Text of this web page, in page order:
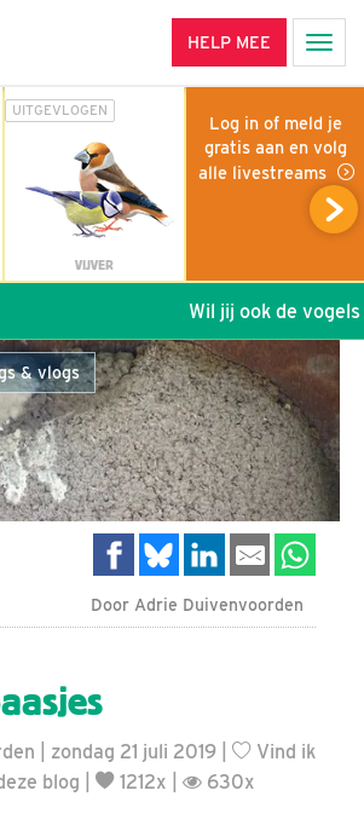
HELP MEE
UITGEVLOGEN
VIJVER
Log in of meld je
gratis aan en volg
alle livestreams
Wil jij ook de vogels
& vlogs
Door Adrie Duivenvoorden
| zondag 21 juli 2019 |
Vind ik
blog 1212x | 630x